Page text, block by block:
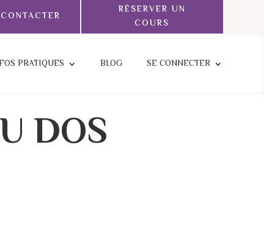
RÉSERVER UN
COURS
PRATIQUES BLOG SE CONNECTER
DOS